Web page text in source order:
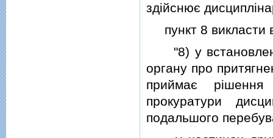
здiйснює
пункт 8 викласти
"8) у
органу про
приймає рiшення
прокуратури
подальшого